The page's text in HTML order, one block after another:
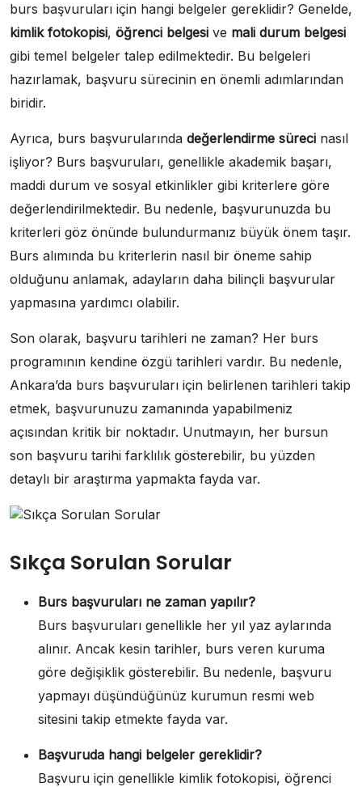
burs başvuruları için hangi belgeler gereklidir? Genelde,
kimlik fotokopisi, öğrenci belgesi ve mali durum belgesi
gibi temel belgeler talep edilmektedir. Bu belgeleri
hazırlamak, başvuru sürecinin en önemli adımlarından
biridir.
Ayrıca, burs başvurularında değerlendirme süreci nasıl
işliyor? Burs başvuruları, genellikle akademik başarı,
maddi durum ve sosyal etkinlikler gibi kriterlere göre
değerlendirilmektedir. Bu nedenle, başvurunuzda bu
kriterleri göz önünde bulundurmanız büyük önem taşır.
Burs alımında bu kriterlerin nasıl bir öneme sahip
olduğunu anlamak, adayların daha bilinçli başvurular
yapmasına yardımcı olabilir.
Son olarak, başvuru tarihleri ne zaman? Her burs
programının kendine özgü tarihleri vardır. Bu nedenle,
Ankara’da burs başvuruları için belirlenen tarihleri takip
etmek, başvurunuzu zamanında yapabilmeniz
açısından kritik bir noktadır. Unutmayın, her bursun
son başvuru tarihi farklılık gösterebilir, bu yüzden
detaylı bir araştırma yapmakta fayda var.
Sıkça Sorulan Sorular
Burs başvuruları ne zaman yapılır?
Burs başvuruları genellikle her yıl yaz aylarında
alınır. Ancak kesin tarihler, burs veren kuruma
göre değişiklik gösterebilir. Bu nedenle, başvuru
yapmayı düşündüğünüz kurumun resmi web
sitesini takip etmekte fayda var.
Başvuruda hangi belgeler gereklidir?
Başvuru için genellikle kimlik fotokopisi, öğrenci